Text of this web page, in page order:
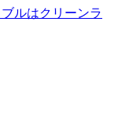
ルはクリーンラ